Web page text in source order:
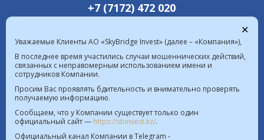
+7 (7172) 472 020
Курс валют в РК на 08.08.2026  |  $ 469.93 KZT
€ 541.64 KZT
Политика Информационной безопасности
✕
Уважаемые Клиенты АО «SkyBridge Invest» (далее – «Компания»),
В последнее время участились случаи мошеннических действий,
связанных с неправомерным использованием имени и
сотрудников Компании.
Просим Вас проявлять бдительность и внимательно проверять
получаемую информацию.
Сообщаем, что у Компании существует только один
официальный сайт — https://sbinvest.kz/.
Официальный канал Компании в Telegram -